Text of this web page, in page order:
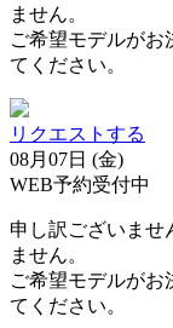
ません。
ご希望モデルがお
てください。
リクエストする
08月07日 (金)
WEB予約受付中
申し訳ございませ
ません。
ご希望モデルがお
てください。